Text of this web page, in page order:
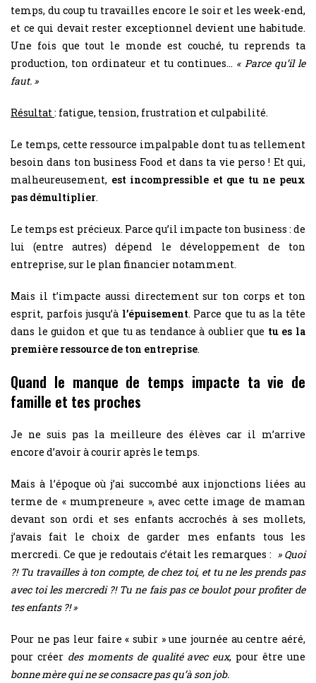
temps, du coup tu travailles encore le soir et les week-end,
et ce qui devait rester exceptionnel devient une habitude.
Une fois que tout le monde est couché, tu reprends ta
production, ton ordinateur et tu continues… « Parce qu’il le
faut. »
Résultat : fatigue, tension, frustration et culpabilité.
Le temps, cette ressource impalpable dont tu as tellement
besoin dans ton business Food et dans ta vie perso ! Et qui,
malheureusement, est incompressible et que tu ne peux
pas démultiplier.
Le temps est précieux. Parce qu’il impacte ton business : de
lui (entre autres) dépend le développement de ton
entreprise, sur le plan financier notamment.
Mais il t’impacte aussi directement sur ton corps et ton
esprit, parfois jusqu’à l’épuisement. Parce que tu as la tête
dans le guidon et que tu as tendance à oublier que tu es la
première ressource de ton entreprise.
Quand le manque de temps impacte ta vie de
famille et tes proches
Je ne suis pas la meilleure des élèves car il m’arrive
encore d’avoir à courir après le temps.
Mais à l’époque où j’ai succombé aux injonctions liées au
terme de « mumpreneure », avec cette image de maman
devant son ordi et ses enfants accrochés à ses mollets,
j’avais fait le choix de garder mes enfants tous les
mercredi. Ce que je redoutais c’était les remarques : » Quoi
?! Tu travailles à ton compte, de chez toi, et tu ne les prends pas
avec toi les mercredi ?! Tu ne fais pas ce boulot pour profiter de
tes enfants ?! »
Pour ne pas leur faire « subir » une journée au centre aéré,
pour créer des moments de qualité avec eux, pour être une
bonne mère qui ne se consacre pas qu’à son job.